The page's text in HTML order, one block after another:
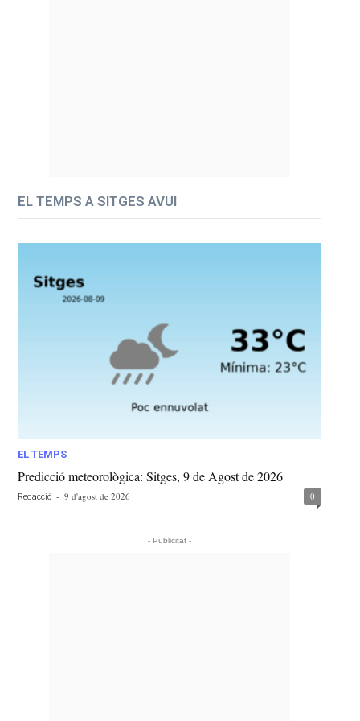
EL TEMPS A SITGES AVUI
EL TEMPS
Predicció meteorològica: Sitges, 9 de Agost de 2026
Redacció - 9 d'agost de 2026 0
- Publicitat -